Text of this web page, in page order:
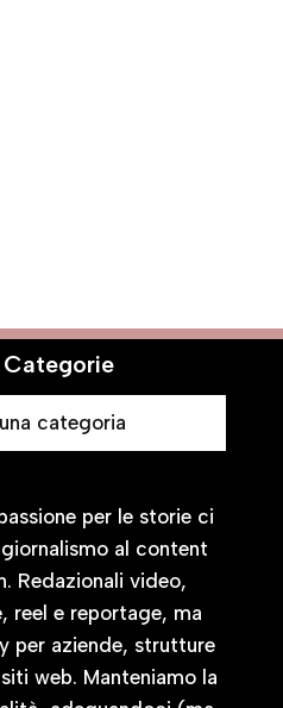
Categorie
per le storie ci
al content
Redazionali video,
reel e reportage, ma
per aziende, strutture
web. Manteniamo la